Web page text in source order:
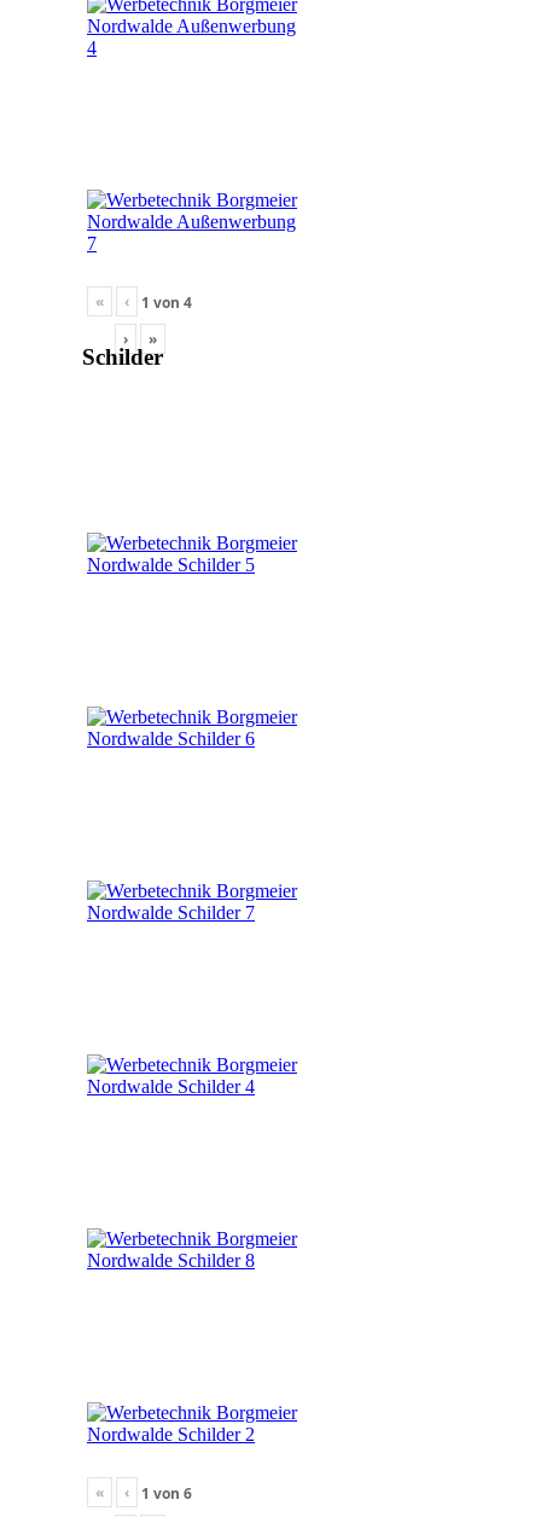
« ‹ 1 von4
›
»
Schilder
« ‹ 1 von6